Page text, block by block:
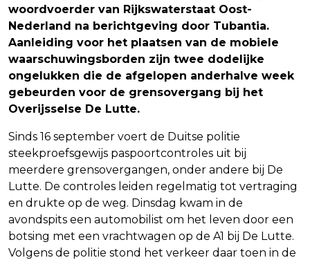
woordvoerder van Rijkswaterstaat Oost-
Nederland na berichtgeving door Tubantia.
Aanleiding voor het plaatsen van de mobiele
waarschuwingsborden zijn twee dodelijke
ongelukken die de afgelopen anderhalve week
gebeurden voor de grensovergang bij het
Overijsselse De Lutte.
Sinds 16 september voert de Duitse politie
steekproefsgewijs paspoortcontroles uit bij
meerdere grensovergangen, onder andere bij De
Lutte. De controles leiden regelmatig tot vertraging
en drukte op de weg. Dinsdag kwam in de
avondspits een automobilist om het leven door een
botsing met een vrachtwagen op de A1 bij De Lutte.
Volgens de politie stond het verkeer daar toen in de